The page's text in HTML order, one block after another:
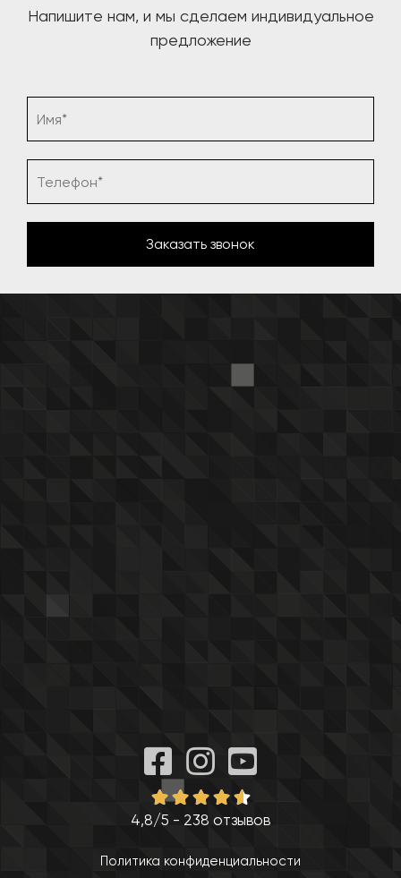
Напишите нам, и мы сделаем индивидуальное
предложение
4,8/5 - 238 отзывов
Политика конфиденциальности